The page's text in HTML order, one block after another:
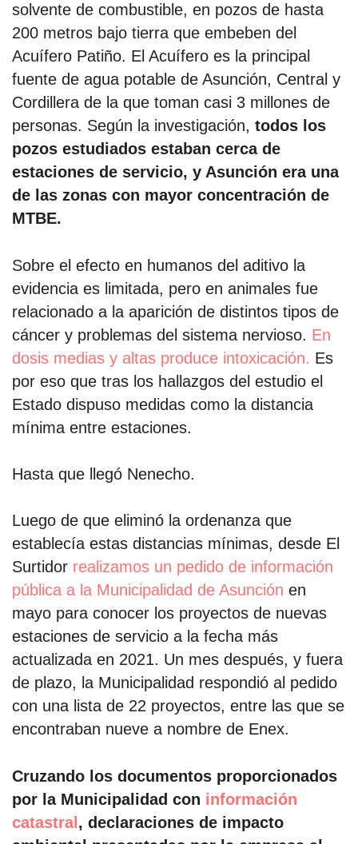
solvente de combustible, en pozos de hasta
200 metros bajo tierra que embeben del
Acuífero Patiño. El Acuífero es la principal
fuente de agua potable de Asunción, Central y
Cordillera de la que toman casi 3 millones de
personas. Según la investigación, todos los
pozos estudiados estaban cerca de
estaciones de servicio, y Asunción era una
de las zonas con mayor concentración de
MTBE.
Sobre el efecto en humanos del aditivo la
evidencia es limitada, pero en animales fue
relacionado a la aparición de distintos tipos de
cáncer y problemas del sistema nervioso. En
dosis medias y altas produce intoxicación. Es
por eso que tras los hallazgos del estudio el
Estado dispuso medidas como la distancia
mínima entre estaciones.
Hasta que llegó Nenecho.
Luego de que eliminó la ordenanza que
establecía estas distancias mínimas, desde El
Surtidor realizamos un pedido de información
pública a la Municipalidad de Asunción en
mayo para conocer los proyectos de nuevas
estaciones de servicio a la fecha más
actualizada en 2021. Un mes después, y fuera
de plazo, la Municipalidad respondió al pedido
con una lista de 22 proyectos, entre las que se
encontraban nueve a nombre de Enex.
Cruzando los documentos proporcionados
por la Municipalidad con información
catastral , declaraciones de impacto